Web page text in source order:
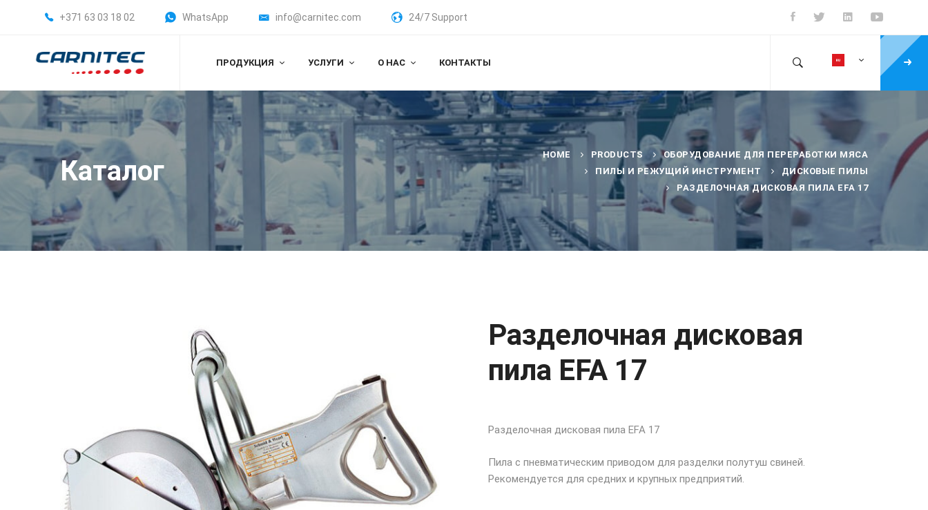
+371 63 03 18 02 WhatsApp info@carnitec.com 24/7 Support
ПРОДУКЦИЯ УСЛУГИ О НАС КОНТАКТЫ
Каталог HOME PRODUCTS
ОБОРУДОВАНИЕ ДЛЯ ПЕРЕРАБОТКИ МЯСА
ПИЛЫ И РЕЖУЩИЙ ИНСТРУМЕНТ
ДИСКОВЫЕ ПИЛЫ
РАЗДЕЛОЧНАЯ ДИСКОВАЯ ПИЛА EFA 17
Разделочная дисковая
пила EFA 17
Разделочная дисковая пила EFA 17
Пила с пневматическим приводом для разделки полутуш свиней.
Рекомендуется для средних и крупных предприятий.